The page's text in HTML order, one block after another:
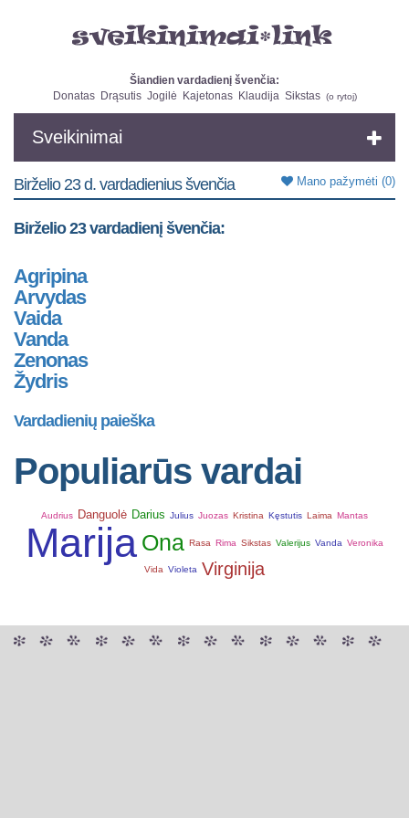
Šiandien vardadienį švenčia:
Donatas
Drąsutis Jogilė Kajetonas Klaudija Sikstas (o rytoj)
Sveikinimai
Mano pažymėti (0)
Birželio 23 d. vardadienius švenčia
Birželio 23 vardadienį švenčia:
Agripina
Arvydas
Vaida
Vanda
Zenonas
Žydris
Vardadienių paieška
Populiarūs vardai
Audrius Danguolė Darius Julius Juozas Kristina Kęstutis Laima Mantas
Marija Ona Rasa Rima Sikstas Valerijus Vanda Veronika
Vida Violeta Virginija